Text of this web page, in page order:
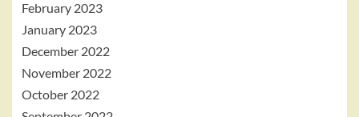
February 2023
January 2023
December 2022
November 2022
October 2022